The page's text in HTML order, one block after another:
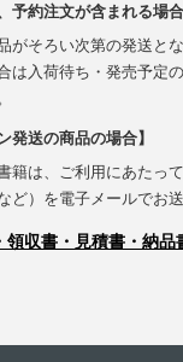
予約注文が含まれる場合
がそろい次第の発送とな
は入荷待ち・発売予定
発送の商品の場合】
籍は、ご利用にあたっ
ど）を電子メールでお送
領収書・見積書・納品